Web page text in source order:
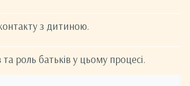
з дитиною.
та роль батьків у цьому процесі.